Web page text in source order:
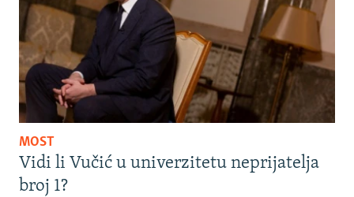
MOST
Vidi li Vučić u univerzitetu neprijatelja
broj 1?